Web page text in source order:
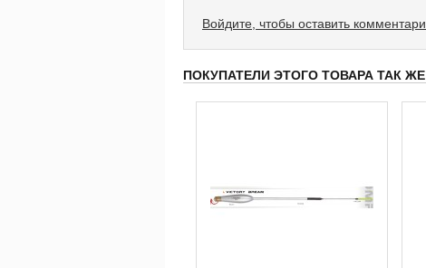
Войдите, чтобы оставить
ПОКУПАТЕЛИ ЭТОГО ТОВАРА ТАК